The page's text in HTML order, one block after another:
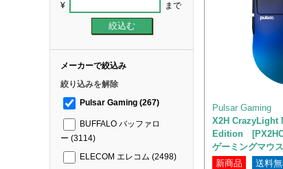
¥ まで
メーカーで絞込み
絞り込みを解除
Pulsar Gaming (267)
BUFFALO バッファロ
ー (3114)
ELECOM エレコム (2498)
Pulsar Gaming
X2H CrazyLight
Edition
ゲーミングマウス
新商品
送料